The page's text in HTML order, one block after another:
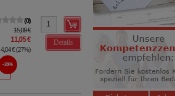
0
15,09 €
11,05 €
4,04 €(27%)
Details
28%